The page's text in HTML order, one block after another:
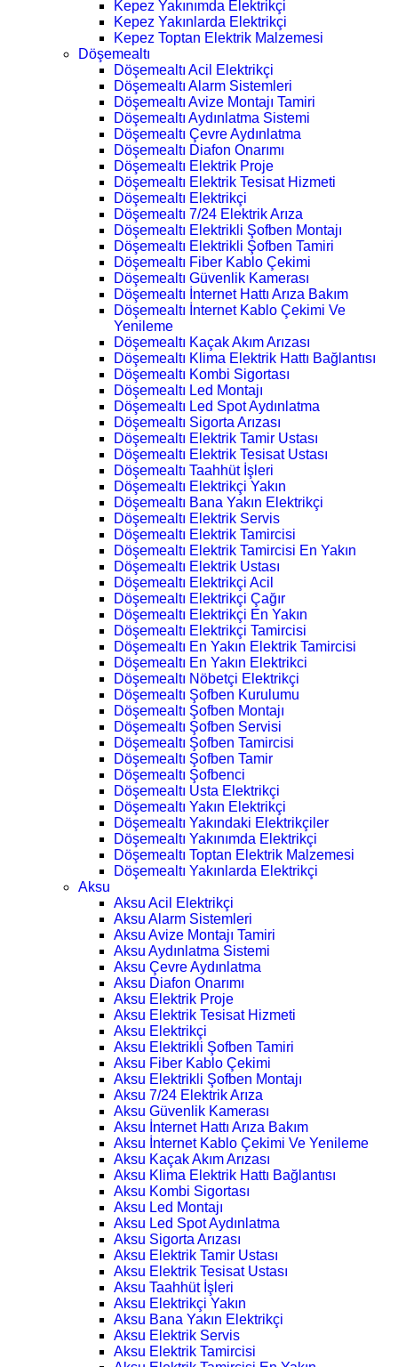
Kepez Yakınımda Elektrikçi
Kepez Yakınlarda Elektrikçi
Kepez Toptan Elektrik Malzemesi
Döşemealtı
Döşemealtı Acil Elektrikçi
Döşemealtı Alarm Sistemleri
Döşemealtı Avize Montajı Tamiri
Döşemealtı Aydınlatma Sistemi
Döşemealtı Çevre Aydınlatma
Döşemealtı Diafon Onarımı
Döşemealtı Elektrik Proje
Döşemealtı Elektrik Tesisat Hizmeti
Döşemealtı Elektrikçi
Döşemealtı 7/24 Elektrik Arıza
Döşemealtı Elektrikli Şofben Montajı
Döşemealtı Elektrikli Şofben Tamiri
Döşemealtı Fiber Kablo Çekimi
Döşemealtı Güvenlik Kamerası
Döşemealtı İnternet Hattı Arıza Bakım
Döşemealtı İnternet Kablo Çekimi Ve
Yenileme
Döşemealtı Kaçak Akım Arızası
Döşemealtı Klima Elektrik Hattı Bağlantısı
Döşemealtı Kombi Sigortası
Döşemealtı Led Montajı
Döşemealtı Led Spot Aydınlatma
Döşemealtı Sigorta Arızası
Döşemealtı Elektrik Tamir Ustası
Döşemealtı Elektrik Tesisat Ustası
Döşemealtı Taahhüt İşleri
Döşemealtı Elektrikçi Yakın
Döşemealtı Bana Yakın Elektrikçi
Döşemealtı Elektrik Servis
Döşemealtı Elektrik Tamircisi
Döşemealtı Elektrik Tamircisi En Yakın
Döşemealtı Elektrik Ustası
Döşemealtı Elektrikçi Acil
Döşemealtı Elektrikçi Çağır
Döşemealtı Elektrikçi En Yakın
Döşemealtı Elektrikçi Tamircisi
Döşemealtı En Yakın Elektrik Tamircisi
Döşemealtı En Yakın Elektrikci
Döşemealtı Nöbetçi Elektrikçi
Döşemealtı Şofben Kurulumu
Döşemealtı Şofben Montajı
Döşemealtı Şofben Servisi
Döşemealtı Şofben Tamircisi
Döşemealtı Şofben Tamir
Döşemealtı Şofbenci
Döşemealtı Usta Elektrikçi
Döşemealtı Yakın Elektrikçi
Döşemealtı Yakındaki Elektrikçiler
Döşemealtı Yakınımda Elektrikçi
Döşemealtı Toptan Elektrik Malzemesi
Döşemealtı Yakınlarda Elektrikçi
Aksu
Aksu Acil Elektrikçi
Aksu Alarm Sistemleri
Aksu Avize Montajı Tamiri
Aksu Aydınlatma Sistemi
Aksu Çevre Aydınlatma
Aksu Diafon Onarımı
Aksu Elektrik Proje
Aksu Elektrik Tesisat Hizmeti
Aksu Elektrikçi
Aksu Elektrikli Şofben Tamiri
Aksu Fiber Kablo Çekimi
Aksu Elektrikli Şofben Montajı
Aksu 7/24 Elektrik Arıza
Aksu Güvenlik Kamerası
Aksu İnternet Hattı Arıza Bakım
Aksu İnternet Kablo Çekimi Ve Yenileme
Aksu Kaçak Akım Arızası
Aksu Klima Elektrik Hattı Bağlantısı
Aksu Kombi Sigortası
Aksu Led Montajı
Aksu Led Spot Aydınlatma
Aksu Sigorta Arızası
Aksu Elektrik Tamir Ustası
Aksu Elektrik Tesisat Ustası
Aksu Taahhüt İşleri
Aksu Elektrikçi Yakın
Aksu Bana Yakın Elektrikçi
Aksu Elektrik Servis
Aksu Elektrik Tamircisi